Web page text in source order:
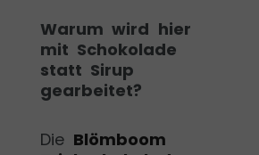
Warum wird hier
mit Schokolade
statt Sirup
gearbeitet?
Die Blömboom